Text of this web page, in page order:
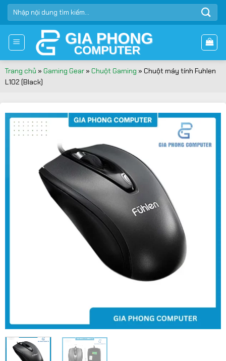
Bỏ
qua
dung
TÌM
KIẾM:
Trang chủ » Gaming Gear» Chuột Gaming » Chuột máy tính Fuhlen
L102 (Black)